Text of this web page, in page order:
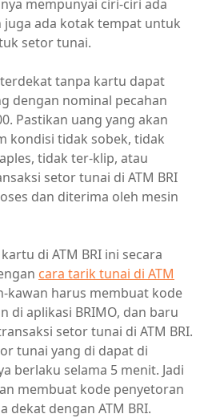
mempunyai ciri-ciri ada
juga ada kotak tempat untuk
setor tunai.
tanpa kartu dapat
dengan nominal pecahan
Pastikan uang yang akan
kondisi tidak sobek, tidak
tidak ter-klip, atau
setor tunai di ATM BRI
dan diterima oleh mesin
di ATM BRI ini secara
cara tarik tunai di ATM
kawan harus membuat kode
di aplikasi BRIMO, dan baru
setor tunai di ATM BRI.
tunai yang di dapat di
berlaku selama 5 menit. Jadi
membuat kode penyetoran
dekat dengan ATM BRI.